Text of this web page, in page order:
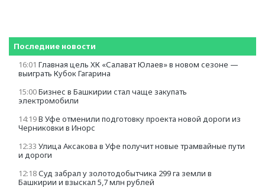
Последние новости
16:01 Главная цель ХК «Салават Юлаев» в новом сезоне —
выиграть Кубок Гагарина
15:00Бизнес в Башкирии стал чаще закупать
электромобили
14:19В Уфе отменили подготовку проекта новой дороги из
Черниковки в Инорс
12:33 Улица Аксакова в Уфе получит новые трамвайные пути
и дороги
12:18Суд забрал у золотодобытчика 299 га земли в
Башкирии и взыскал 5,7 млн рублей